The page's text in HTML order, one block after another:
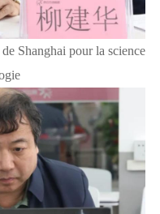
Shanghai pour la science